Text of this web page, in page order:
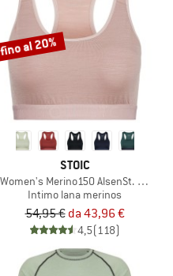
al 20%
STOIC
Women's Merino150 AlsenSt. Bra
Intimo lana merinos
54,95 € da 43,96 €
4,5(118)